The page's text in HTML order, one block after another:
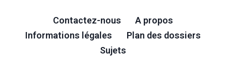
Contactez-nous
A propos
Informations légales
Plan des dossiers
Sujets